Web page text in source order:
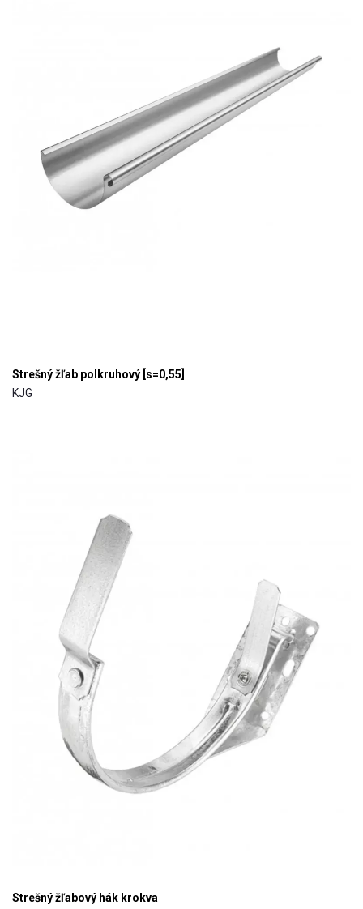
Strešný žľab polkruhový [s=0,55]
KJG
Strešný žľabový hák krokva